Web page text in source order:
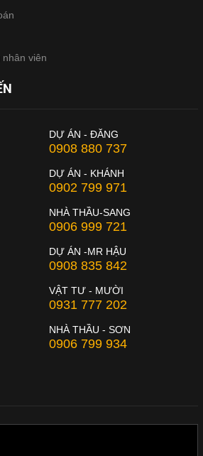
viên
DỰ ÁN - ĐĂNG
0908 880 737
DỰ ÁN - KHÁNH
0902 799 971
NHÀ THẦU-SANG
0906 999 721
DỰ ÁN -MR HẬU
0908 835 842
VẬT TƯ - MƯỜI
0931 777 202
NHÀ THẦU - SƠN
0906 799 934